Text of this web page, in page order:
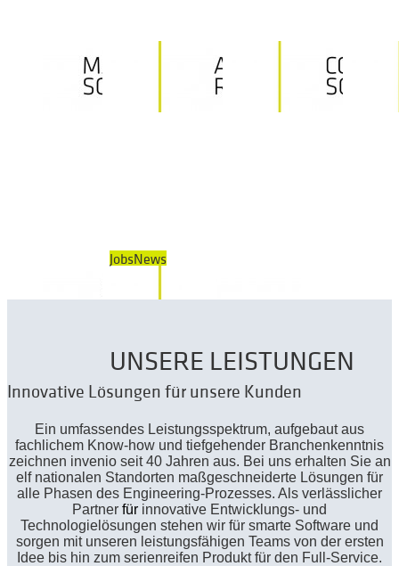
JobsNews
UNSERE LEISTUNGEN
Innovative Lösungen für unsere Kunden
Ein umfassendes Leistungsspektrum, aufgebaut aus
fachlichem Know-how und tiefgehender Branchenkenntnis
zeichnen invenio seit 40 Jahren aus. Bei uns erhalten Sie an
elf nationalen Standorten maßgeschneiderte Lösungen für
alle Phasen des Engineering-Prozesses. Als verlässlicher
Partner für innovative Entwicklungs- und
Technologielösungen stehen wir für smarte Software und
sorgen mit unseren leistungsfähigen Teams von der ersten
Idee bis hin zum serienreifen Produkt für den Full-Service.